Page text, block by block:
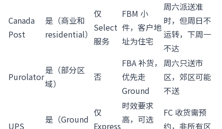
Canada
Post
是（商业和
residential）
仅
Select
服务
FBM 小
件，客户地
址为住宅
周六派送准
时，但周日不
运转，下周一
不达
Purolator
是（部分区
域）
否
FBA 补货，
优先走
Ground
周六只送市
区，郊区可能
不送
UPS
是（Ground
仅
Express
时效要求
高，可选
FC 收货需预
约，非所有区